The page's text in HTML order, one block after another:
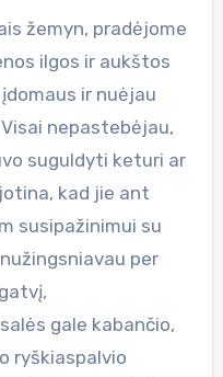
žemyn, pradėjome
ilgos ir aukštos
ir nuėjau
nepastebėjau,
suguldyti keturi ar
kad jie ant
susipažinimui su
per
gale kabančio,
ryškiaspalvio